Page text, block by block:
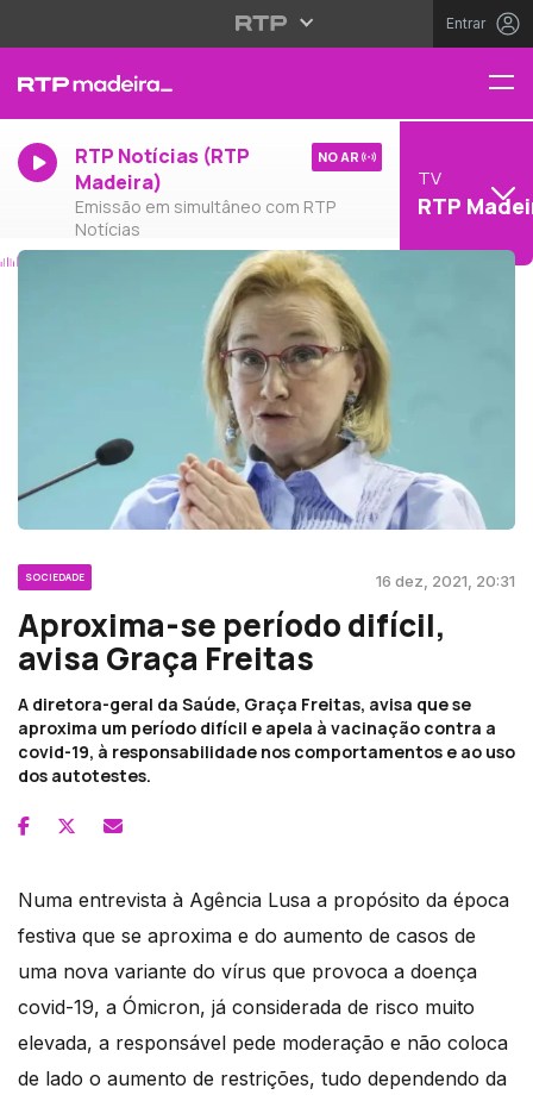
Entrar
RTP Notícias (RTP
Madeira)
Emissão em simultâneo com RTP
Notícias
NO AR
TV
RTP
SOCIEDADE 16 dez, 2021, 20:31
Aproxima-se período difícil,
avisa Graça Freitas
A diretora-geral da Saúde, Graça Freitas, avisa que se
aproxima um período difícil e apela à vacinação contra a
covid-19, à responsabilidade nos comportamentos e ao uso
dos autotestes.
Numa entrevista à Agência Lusa a propósito da época
festiva que se aproxima e do aumento de casos de
uma nova variante do vírus que provoca a doença
covid-19, a Ómicron, já considerada de risco muito
elevada, a responsável pede moderação e não coloca
de lado o aumento de restrições, tudo dependendo da